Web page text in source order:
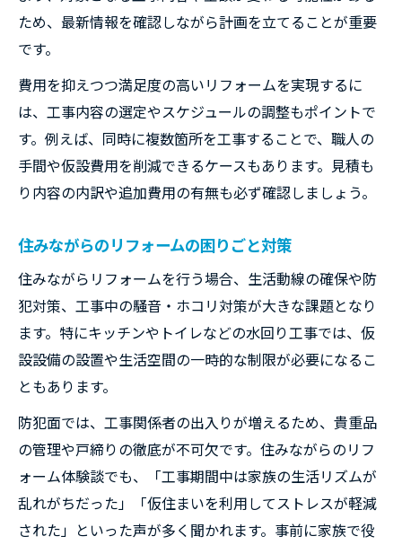
ため、最新情報を確認しながら計画を立てることが重要
です。
費用を抑えつつ満足度の高いリフォームを実現するに
は、工事内容の選定やスケジュールの調整もポイントで
す。例えば、同時に複数箇所を工事することで、職人の
手間や仮設費用を削減できるケースもあります。見積も
り内容の内訳や追加費用の有無も必ず確認しましょう。
住みながらのリフォームの困りごと対策
住みながらリフォームを行う場合、生活動線の確保や防
犯対策、工事中の騒音・ホコリ対策が大きな課題となり
ます。特にキッチンやトイレなどの水回り工事では、仮
設設備の設置や生活空間の一時的な制限が必要になるこ
ともあります。
防犯面では、工事関係者の出入りが増えるため、貴重品
の管理や戸締りの徹底が不可欠です。住みながらのリフ
ォーム体験談でも、「工事期間中は家族の生活リズムが
乱れがちだった」「仮住まいを利用してストレスが軽減
された」といった声が多く聞かれます。事前に家族で役